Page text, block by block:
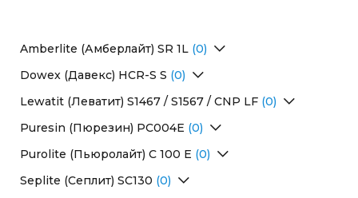
Amberlite (Амберлайт) SR 1L (0)
Dowex (Давекс) HCR-S S (0)
Lewatit (Леватит) S1467 / S1567 / CNP LF (0)
Puresin (Пюрезин) PC004E (0)
Purolite (Пьюролайт) C 100 E (0)
Seplite (Сеплит) SC130 (0)